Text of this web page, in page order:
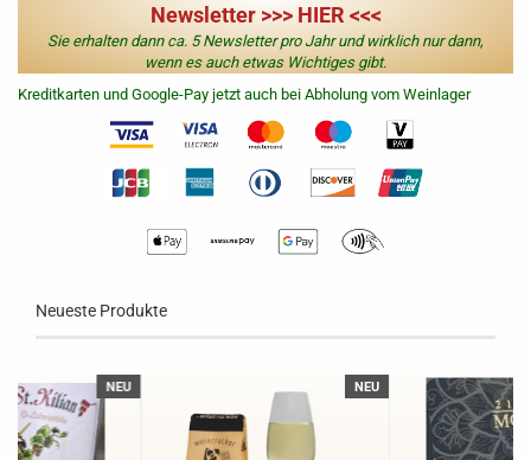
Newsletter >>> HIER <<<
Sie erhalten dann ca. 5 Newsletter pro Jahr und wirklich nur dann,
wenn es auch etwas Wichtiges gibt.
Kreditkarten und Google-Pay jetzt auch bei Abholung vom Weinlager
Neueste Produkte
NEU NEU